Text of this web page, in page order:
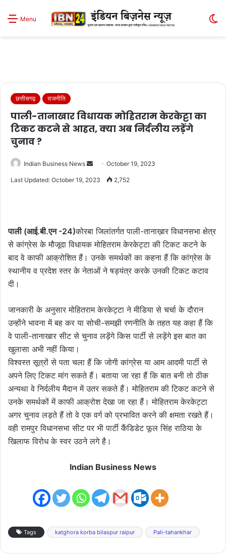
Menu
छत्तीसगढ़ राजनीति
पाली-तानाखार विधायक मोहितराम केरकेट्टा का
टिकट कटने से आहत, क्या अब निर्दलीय लड़ेंगे
चुनाव ?
Indian Business News
SendOctober 19, 2023
Last Updated: October 19, 2023 2,752
पाली (आई.बी.एन -24)कोरबा जिलांतर्गत पाली-तानाख़ार विधानसभा क्षेत्र
से कांग्रेस के मौजूदा विधायक मोहितराम केरकेट्टा की टिकट कटने के
बाद वे काफी आक्रोशित हैं। उनके समर्थकों का कहना हैं कि कांग्रेस के
स्थानीय व प्रदेश स्तर के नेताओं ने षड्यंत्र करके उनकी टिकट कटाव
दी।
जानकारी के अनुसार मोहितराम केरकेट्टा ने मीडिया से चर्चा के दौरान
उन्होंने भावना में बह कर या सोची-समझी रणनीति के तहत यह कहा हैं कि
वे पाली-तानाखार सीट से चुनाव लड़ेंगे किस पार्टी से लड़ेंगे इस बात का
खुलासा अभी नहीं किया।
विश्वस्त सूत्रों से पता चला हैं कि जोगी कांग्रेस या आम आदमी पार्टी से
अपने लिए टिकट मांग सकते हैं। बताया जा रहा हैं कि बात बनी तो ठीक
अन्यथा वे निर्दलीय मैदान में उतर सकते हैं। मोहितराम की टिकट कटने से
उनके समर्थकों में काफी आक्रोश देखा जा रहा हैं। मोहितराम केरकेट्टा
अगर चुनाव लड़ते हैं तो वे एक वर्ग को प्रभावित करने की क्षमता रखते हैं।
वही रामपुर विधानसभा सीट पर भी पार्टी कैंडिडेट फूल सिंह राठिया के
खिलाफ विरोध के स्वर उठने लगे है।
Indian Business News
Tags katghora korba bilaspur raipur Pali-tahankhar